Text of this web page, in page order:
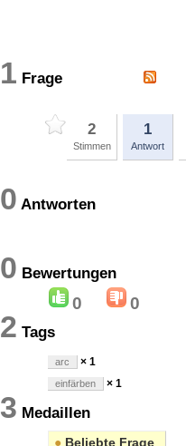
1 Frage
2
Stimmen
1
Antwort
0 Antworten
0 Bewertungen
0 0
2 Tags
arc × 1
einfärben × 1
3 Medaillen
● Beliebte Frage